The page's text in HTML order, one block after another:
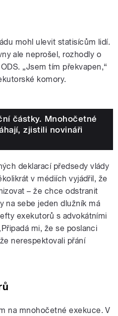
mohl ulevit statisícům lidí.
ale neprošel, rozhodly o
„Jsem tím překvapen,“
komory.
částky. Mnohočetné
zjistili novináři
deklarací předsedy vlády
v médiích vyjádřil, že
– že chce odstranit
na sebe jeden dlužník má
exekutorů s advokátními
mi, že se poslanci
nerespektovali přání
na mnohočetné exekuce. V